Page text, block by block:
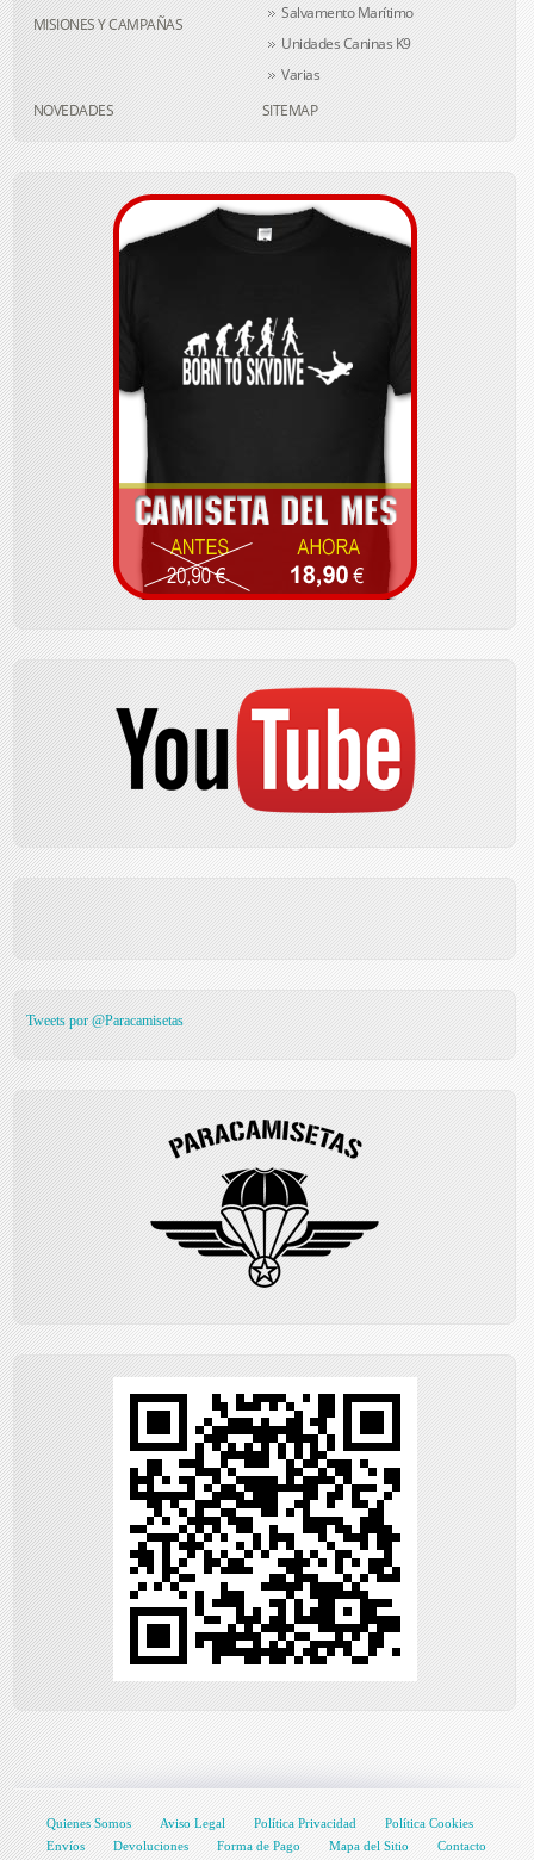
MISIONES Y CAMPAÑAS
Salvamento Marítimo
Unidades Caninas K9
Varias
NOVEDADES
SITEMAP
Tweets por @Paracamisetas
Quienes Somos Aviso Legal Política Privacidad
Política Cookies
Envíos
Devoluciones Forma de Pago Mapa del Sitio Contacto